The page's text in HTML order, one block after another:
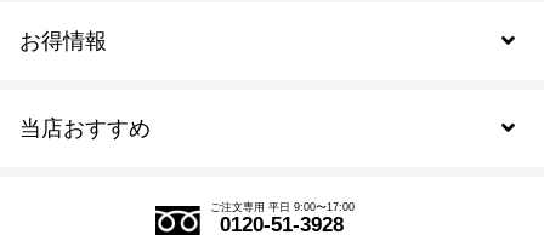
当店おすすめ
式部の香りシリーズ
お得情報
会員規約について
ご注文専用 平日 9:00〜17:00
0120-51-3928